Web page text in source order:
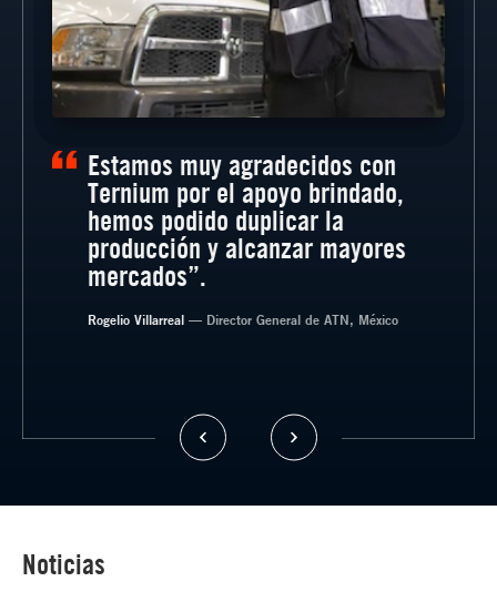
— Socio Gerente de Esteban Cordero SRL,
Estamos muy agradecidos con
Ternium por el apoyo brindado,
hemos podido duplicar la
producción y alcanzar mayores
mercados”.
Rogelio Villarreal— Director General de ATN, México
— Gerente General, SISTEGUA, Guatemala.
— Director de Grupo Bercomat, Argentina
Noticias